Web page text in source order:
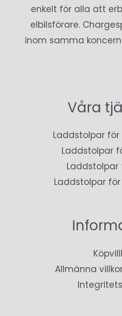
enkelt för alla att
elbilsförare.
inom samma
Våra
Laddstolpar
Laddstolpar
Laddstolpar
Laddstolpar
Allmänna